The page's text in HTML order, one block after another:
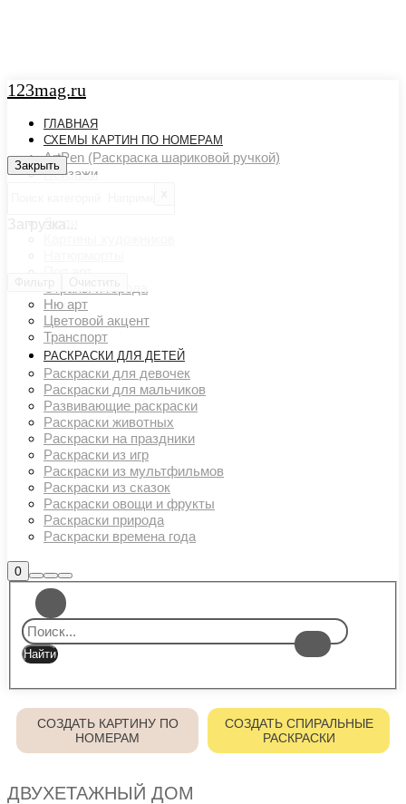
123mag.ru
ГЛАВНАЯ
СХЕМЫ КАРТИН ПО НОМЕРАМ
ArtPen (Раскраска шариковой ручкой)
Пейзажи
Люди
Ню арт
Цветовой акцент
Транспорт
РАСКРАСКИ ДЛЯ ДЕТЕЙ
Раскраски для девочек
Раскраски для мальчиков
Развивающие раскраски
Раскраски животных
Раскраски на праздники
Раскраски из игр
Раскраски из мультфильмов
Раскраски из сказок
Раскраски овощи и фрукты
Раскраски природа
Раскраски времена года
0Боковая
панель
магазина
Найти
Больше
информации
Главное
меню
СОЗДАТЬ КАРТИНУ ПО
НОМЕРАМ
СОЗДАТЬ СПИРАЛЬНЫЕ
РАСКРАСКИ
ДВУХЕТАЖНЫЙ ДОМ
Закрыть
Закрыть
Загрузка...